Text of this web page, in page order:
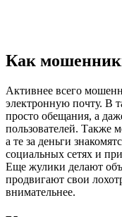
Как
Активнее всего
электронную почту. В
просто обещания, а
пользователей. Также
а те за деньги
социальных сетях и
Еще жулики делают
продвигают свои
внимательнее.